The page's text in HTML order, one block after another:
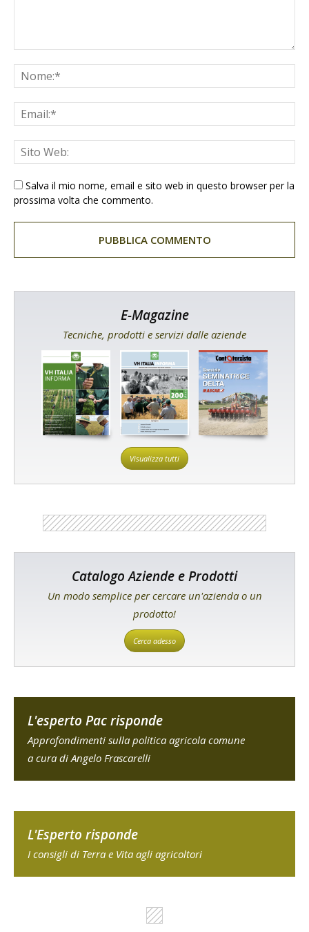
Salva il mio nome, email e sito web in questo browser per la
prossima volta che commento.
E-Magazine
Tecniche, prodotti e servizi dalle aziende
Visualizza tutti
Catalogo Aziende e Prodotti
Un modo semplice per cercare un'azienda o un
prodotto!
Cerca adesso
L'esperto Pac risponde
Approfondimenti sulla politica agricola comune
a cura di Angelo Frascarelli
L'Esperto risponde
I consigli di Terra e Vita agli agricoltori